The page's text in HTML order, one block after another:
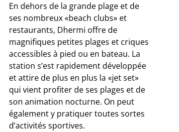
En dehors de la grande plage et de
ses nombreux «beach clubs» et
restaurants, Dhermi offre de
magnifiques petites plages et criques
accessibles à pied ou en bateau. La
station s’est rapidement développée
et attire de plus en plus la «jet set»
qui vient profiter de ses plages et de
son animation nocturne. On peut
également y pratiquer toutes sortes
d’activités sportives.